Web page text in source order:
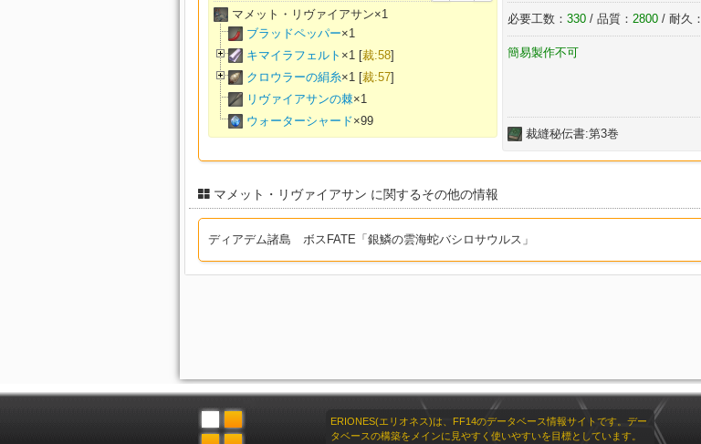
マメット・リヴァイアサン×1
ブラッドペッパー×1
キマイラフェルト ×1 [裁:58]
クロウラーの絹糸×1 [裁:57]
リヴァイアサンの棘×1
ウォーターシャード×99
必要工数： 330/ 品質： 2800/ 耐久：
簡易製作不可
裁縫秘伝書:第3巻
マメット・リヴァイアサン に関するその他の情報
ディアデム諸島 ボスFATE「銀鱗の雲海蛇バシロサウルス」
ERIONES(エリオネス)は、FF14のデータベース情報サイトです。デー
タベースの構築をメインに見やすく使いやすいを目標としています。